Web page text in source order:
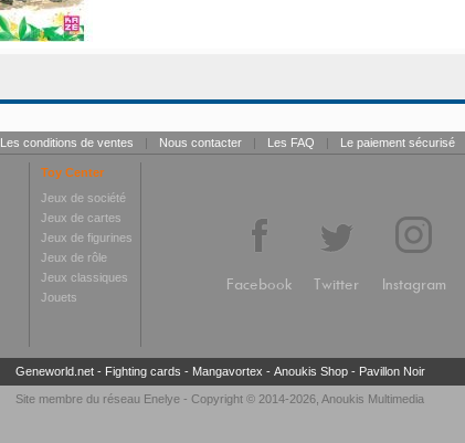
Les conditions de ventes | Nous contacter | Les FAQ | Le paiement sécurisé
Toy Center
Jeux de société
Jeux de cartes
Jeux de figurines
Jeux de rôle
Jeux classiques
Jouets
Facebook Twitter Instagram
Geneworld.net- Fighting cards - Mangavortex - Anoukis Shop- Pavillon Noir
Site membre du réseau Enelye - Copyright © 2014-2026, Anoukis Multimedia